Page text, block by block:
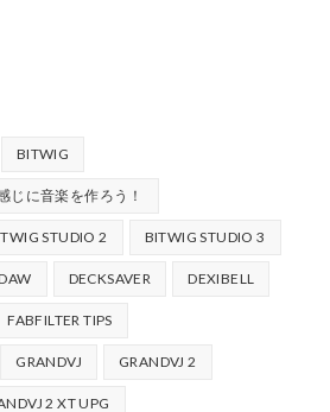
BITWIG
じに音楽を作ろう！
STUDIO 2 BITWIG STUDIO 3
DECKSAVER DEXIBELL
FABFILTER TIPS
GRANDVJ GRANDVJ 2
2 XT UPG